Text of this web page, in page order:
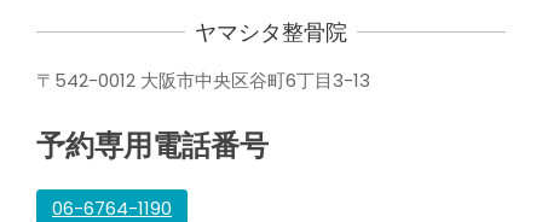
ヤマシタ整骨院
〒542-0012 大阪市中央区谷町6丁目3-13
予約専用電話番号
06-6764-1190